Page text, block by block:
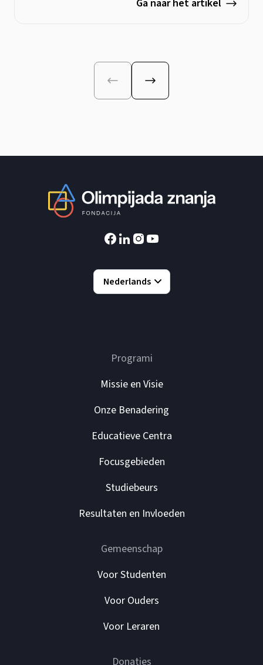
Ga naar het artikel
Nederlands
Programi
Missie en Visie
Onze Benadering
Educatieve Centra
Focusgebieden
Studiebeurs
Resultaten en Invloeden
Gemeenschap
Voor Studenten
Voor Ouders
Voor Leraren
Donaties